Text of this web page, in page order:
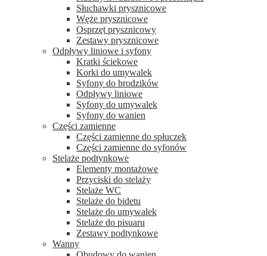
Słuchawki prysznicowe
Węże prysznicowe
Osprzęt prysznicowy
Zestawy prysznicowe
Odpływy liniowe i syfony
Kratki ściekowe
Korki do umywalek
Syfony do brodzików
Odpływy liniowe
Syfony do umywalek
Syfony do wanien
Części zamienne
Części zamienne do spłuczek
Części zamienne do syfonów
Stelaże podtynkowe
Elementy montażowe
Przyciski do stelaży
Stelaże WC
Stelaże do bidetu
Stelaże do umywalek
Stelaże do pisuaru
Zestawy podtynkowe
Wanny